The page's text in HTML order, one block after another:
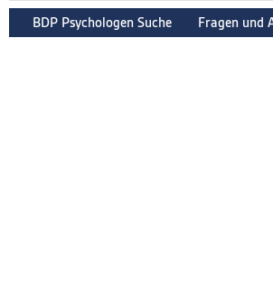
BDP Psychologen Suche Fragen und